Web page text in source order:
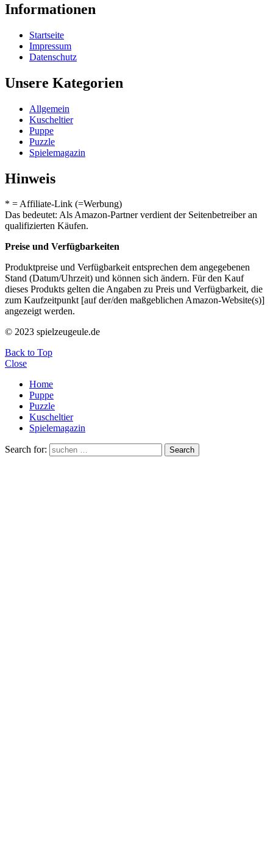
Informationen
Startseite
Impressum
Datenschutz
Unsere Kategorien
Allgemein
Kuscheltier
Puppe
Puzzle
Spielemagazin
Hinweis
* = Affiliate-Link (=Werbung)
Das bedeutet: Als Amazon-Partner verdient der Seitenbetreiber an
qualifizierten Käufen.
Preise und Verfügbarkeiten
Produktpreise und Verfügbarkeit entsprechen dem angegebenen
Stand (Datum/Uhrzeit) und können sich ändern. Für den Kauf
dieses Produkts gelten die Angaben zu Preis und Verfügbarkeit, die
zum Kaufzeitpunkt [auf der/den maßgeblichen Amazon-Website(s)]
angezeigt werden.
© 2023 spielzeugeule.de
Back to Top
Close
Home
Puppe
Puzzle
Kuscheltier
Spielemagazin
Search for: Search